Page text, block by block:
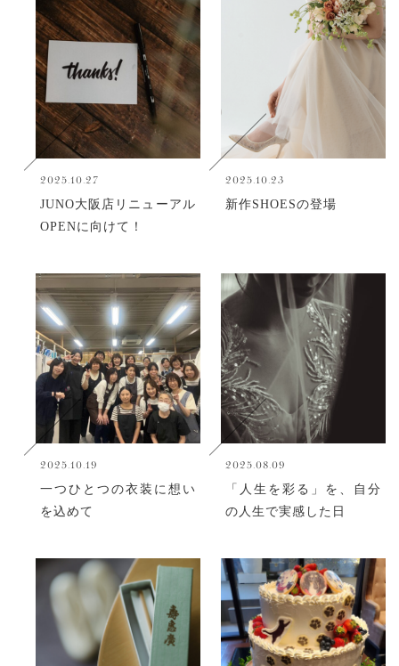
2025.10.27
JUNO大阪店リニューアル
OPENに向けて！
2025.10.23
新作SHOESの登場
2025.10.19
一つひとつの衣装に想い
を込めて
2025.08.09
「人生を彩る」を、自分
の人生で実感した日